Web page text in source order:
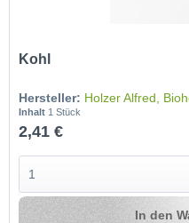
Kohl
Hersteller: Holzer Alfred,
Inhalt 1 Stück
2,41 €
In den